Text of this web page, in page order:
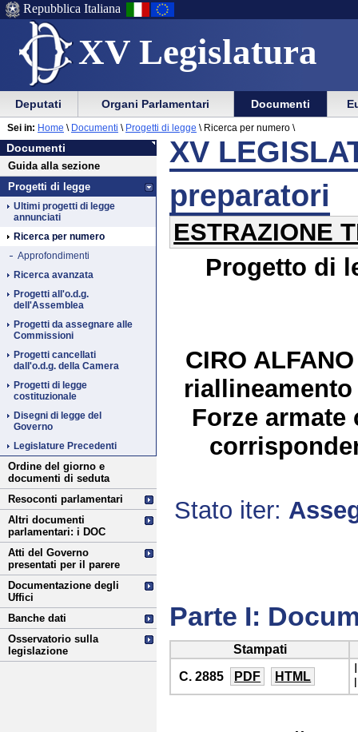
XV Legislatura
Menu
di
ausilio
alla
navigazione
Vai
Menu
di
navigazione
principale
Repubblica Italiana
Menu
di
navigazione
principale
Vai
menu
di
sezione
Deputati Organi Parlamentari Documenti
Documenti
Vai
al
contenuto
Documenti
Guida alla sezione
Progetti di legge
Ultimi progetti di legge
annunciati
Ricerca per numero
Approfondimenti
Ricerca avanzata
Progetti all'o.d.g.
dell'Assemblea
Progetti da assegnare alle
Commissioni
Progetti cancellati
dall'o.d.g. della Camera
Progetti di legge
costituzionale
Disegni di legge del
Governo
Legislature Precedenti
Ordine del giorno e
documenti di seduta
Resoconti parlamentari
Altri documenti
parlamentari: i DOC
Atti del Governo
presentati per il parere
Documentazione degli
Uffici
Banche dati
Osservatorio sulla
legislazione
Sei in: Home \ Documenti \ Progetti di legge \ Ricerca per numero \
XV
preparatori
ESTRAZIONE
Progetto di
CIRO
Forze
Stato iter:
Parte I:
Stampati
C. 2885
PDF HTML